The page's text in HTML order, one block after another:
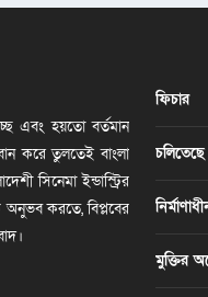
এবং হয়তো বর্তমান
করে তুলতেই বাংলা
সিনেমা ইন্ডাস্ট্রির
অনুভব করতে, বিপ্লবের
ফিচার
চলিতেছে
মুক্তির